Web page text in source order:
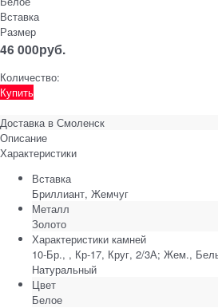
Вставка
Размер
46 000руб.
Количество:
Купить
Доставка в Смоленск
Описание
Характеристики
Вставка
Бриллиант, Жемчуг
Металл
Золото
Характеристики камней
10-Бр., , Кр-17, Круг, 2/3А; Жем.,
Натуральный
Цвет
Белое